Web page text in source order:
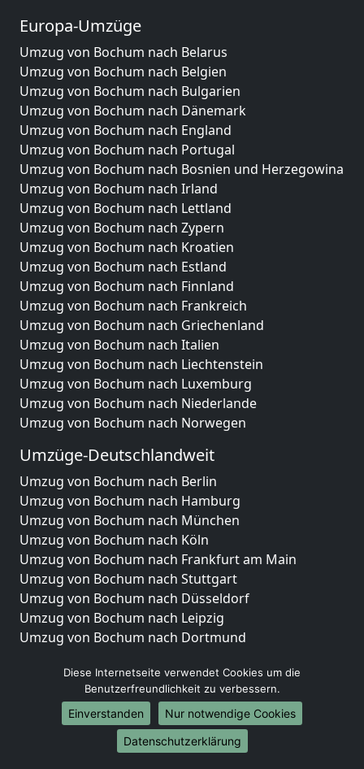
Europa-Umzüge
Umzug von Bochum nach Belarus
Umzug von Bochum nach Belgien
Umzug von Bochum nach Bulgarien
Umzug von Bochum nach Dänemark
Umzug von Bochum nach England
Umzug von Bochum nach Portugal
Umzug von Bochum nach Bosnien und Herzegowina
Umzug von Bochum nach Irland
Umzug von Bochum nach Lettland
Umzug von Bochum nach Zypern
Umzug von Bochum nach Kroatien
Umzug von Bochum nach Estland
Umzug von Bochum nach Finnland
Umzug von Bochum nach Frankreich
Umzug von Bochum nach Griechenland
Umzug von Bochum nach Italien
Umzug von Bochum nach Liechtenstein
Umzug von Bochum nach Luxemburg
Umzug von Bochum nach Niederlande
Umzug von Bochum nach Norwegen
Umzüge-Deutschlandweit
Umzug von Bochum nach Berlin
Umzug von Bochum nach Hamburg
Umzug von Bochum nach München
Umzug von Bochum nach Köln
Umzug von Bochum nach Frankfurt am Main
Umzug von Bochum nach Stuttgart
Umzug von Bochum nach Düsseldorf
Umzug von Bochum nach Leipzig
Umzug von Bochum nach Dortmund
Umzug von Bochum nach Bremen
Umzug von Bochum nach Dresden
Umzug von Bochum nach Hannover
Umzug von Bochum nach Nürnberg
Umzug von Bochum nach Duisburg
Diese Internetseite verwendet Cookies um die
Benutzerfreundlichkeit zu verbessern.
Einverstanden
Nur notwendige Cookies
Datenschutzerklärung